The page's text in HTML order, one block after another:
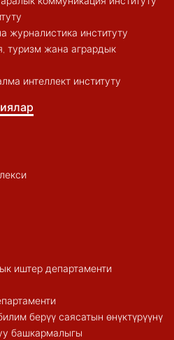
журналистика институту
туризм жана агрардык
интеллект институту
иштер департаменти
берүү саясатын өнүктүрүүнү
башкармалыгы